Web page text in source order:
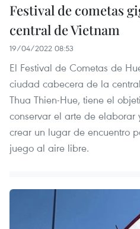
Festival de cometas
central de Vietnam
19/04/2022 08:53
El Festival de Cometas de
ciudad cabecera de la
Thua Thien-Hue, tiene el
conservar el arte de
crear un lugar de encuentro
juego al aire libre.